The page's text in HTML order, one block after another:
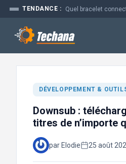
Aller
contenu
TENDANCE :
DÉVELOPPEMENT &
Downsub :
titres de n’importe
par Elodie 25 août